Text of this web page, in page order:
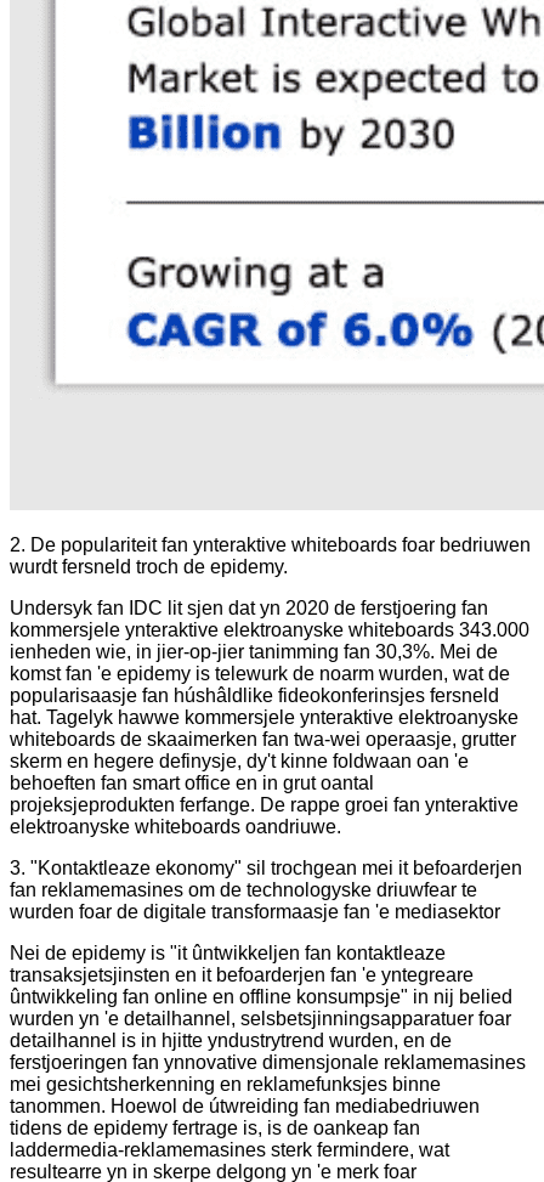
2. De populariteit fan ynteraktive whiteboards foar bedriuwen
wurdt fersneld troch de epidemy.
Undersyk fan IDC lit sjen dat yn 2020 de ferstjoering fan
kommersjele ynteraktive elektroanyske whiteboards 343.000
ienheden wie, in jier-op-jier tanimming fan 30,3%. Mei de
komst fan 'e epidemy is telewurk de noarm wurden, wat de
popularisaasje fan húshâldlike fideokonferinsjes fersneld
hat. Tagelyk hawwe kommersjele ynteraktive elektroanyske
whiteboards de skaaimerken fan twa-wei operaasje, grutter
skerm en hegere definysje, dy't kinne foldwaan oan 'e
behoeften fan smart office en in grut oantal
projeksjeprodukten ferfange. De rappe groei fan ynteraktive
elektroanyske whiteboards oandriuwe.
3. "Kontaktleaze ekonomy" sil trochgean mei it befoarderjen
fan reklamemasines om de technologyske driuwfear te
wurden foar de digitale transformaasje fan 'e mediasektor
Nei de epidemy is "it ûntwikkeljen fan kontaktleaze
transaksjetsjinsten en it befoarderjen fan 'e yntegreare
ûntwikkeling fan online en offline konsumpsje" in nij belied
wurden yn 'e detailhannel, selsbetsjinningsapparatuer foar
detailhannel is in hjitte yndustrytrend wurden, en de
ferstjoeringen fan ynnovative dimensjonale reklamemasines
mei gesichtsherkenning en reklamefunksjes binne
tanommen. Hoewol de útwreiding fan mediabedriuwen
tidens de epidemy fertrage is, is de oankeap fan
laddermedia-reklamemasines sterk fermindere, wat
resultearre yn in skerpe delgong yn 'e merk foar